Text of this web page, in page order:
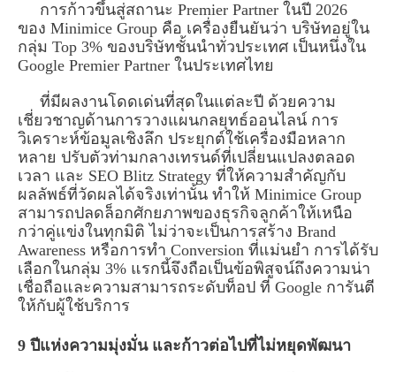
การก้าวขึ้นสู่สถานะ Premier Partner ในปี 2026
ของ Minimice Group คือ เครื่องยืนยันว่า บริษัทอยู่ใน
กลุ่ม Top 3% ของบริษัทชั้นนำทั่วประเทศ เป็นหนึ่งใน
Google Premier Partner ในประเทศไทย
ที่มีผลงานโดดเด่นที่สุดในแต่ละปี ด้วยความ
เชี่ยวชาญด้านการวางแผนกลยุทธ์ออนไลน์ การ
วิเคราะห์ข้อมูลเชิงลึก ประยุกต์ใช้เครื่องมือหลาก
หลาย ปรับตัวท่ามกลางเทรนด์ที่เปลี่ยนแปลงตลอด
เวลา และ SEO Blitz Strategy ที่ให้ความสำคัญกับ
ผลลัพธ์ที่วัดผลได้จริงเท่านั้น ทำให้ Minimice Group
สามารถปลดล็อกศักยภาพของธุรกิจลูกค้าให้เหนือ
กว่าคู่แข่งในทุกมิติ ไม่ว่าจะเป็นการสร้าง Brand
Awareness หรือการทำ Conversion ที่แม่นยำ การได้รับ
เลือกในกลุ่ม 3% แรกนี้จึงถือเป็นข้อพิสูจน์ถึงความน่า
เชื่อถือและความสามารถระดับท็อป ที่ Google การันตี
ให้กับผู้ใช้บริการ
9 ปีแห่งความมุ่งมั่น และก้าวต่อไปที่ไม่หยุดพัฒนา